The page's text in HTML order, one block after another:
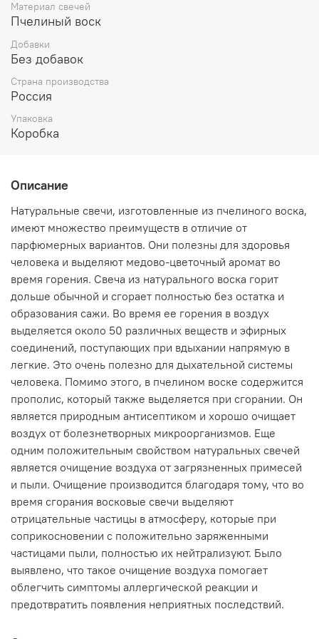
увеличение духовного опыта и общения с
наставниками, ангелами и внутренним я. Белые свечи
подходят для использования в качестве алтарных, так
как они вбирают и лунную, и солнечную энергии.
Материал свечей
Пчелиный воск
Добавки
Без добавок
Страна производства
Россия
Упаковка
Коробка
Описание
Натуральные свечи, изготовленные из пчелиного воска,
имеют множество преимуществ в отличие от
парфюмерных вариантов. Они полезны для здоровья
человека и выделяют медово-цветочный аромат во
время горения. Свеча из натурального воска горит
дольше обычной и сгорает полностью без остатка и
образования сажи. Во время ее горения в воздух
выделяется около 50 различных веществ и эфирных
соединений, поступающих при вдыхании напрямую в
легкие. Это очень полезно для дыхательной системы
человека. Помимо этого, в пчелином воске содержится
прополис, который также выделяется при сгорании. Он
является природным антисептиком и хорошо очищает
воздух от болезнетворных микроорганизмов. Еще
одним положительным свойством натуральных свечей
является очищение воздуха от загрязненных примесей
и пыли. Очищение производится благодаря тому, что во
время сгорания восковые свечи выделяют
отрицательные частицы в атмосферу, которые при
соприкосновении с положительно заряженными
частицами пыли, полностью их нейтрализуют. Было
выявлено, что такое очищение воздуха помогает
облегчить симптомы аллергической реакции и
предотвратить появления неприятных последствий.